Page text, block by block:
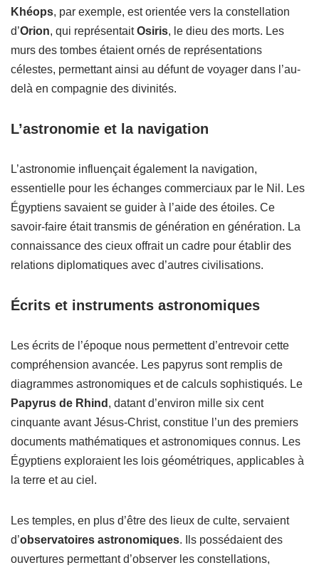
Khéops, par exemple, est orientée vers la constellation
d’Orion, qui représentaitOsiris, le dieu des morts. Les
murs des tombes étaient ornés de représentations
célestes, permettant ainsi au défunt de voyager dans l’au-
delà en compagnie des divinités.
L’astronomie et la navigation
L’astronomie influençait également la navigation,
essentielle pour les échanges commerciaux par le Nil. Les
Égyptiens savaient se guider à l’aide des étoiles. Ce
savoir-faire était transmis de génération en génération. La
connaissance des cieux offrait un cadre pour établir des
relations diplomatiques avec d’autres civilisations.
Écrits et instruments astronomiques
Les écrits de l’époque nous permettent d’entrevoir cette
compréhension avancée. Les papyrus sont remplis de
diagrammes astronomiques et de calculs sophistiqués. Le
Papyrus de Rhind , datant d’environ mille six cent
cinquante avant Jésus-Christ, constitue l’un des premiers
documents mathématiques et astronomiques connus. Les
Égyptiens exploraient les lois géométriques, applicables à
la terre et au ciel.
Les temples, en plus d’être des lieux de culte, servaient
d’observatoires astronomiques. Ils possédaient des
ouvertures permettant d’observer les constellations,